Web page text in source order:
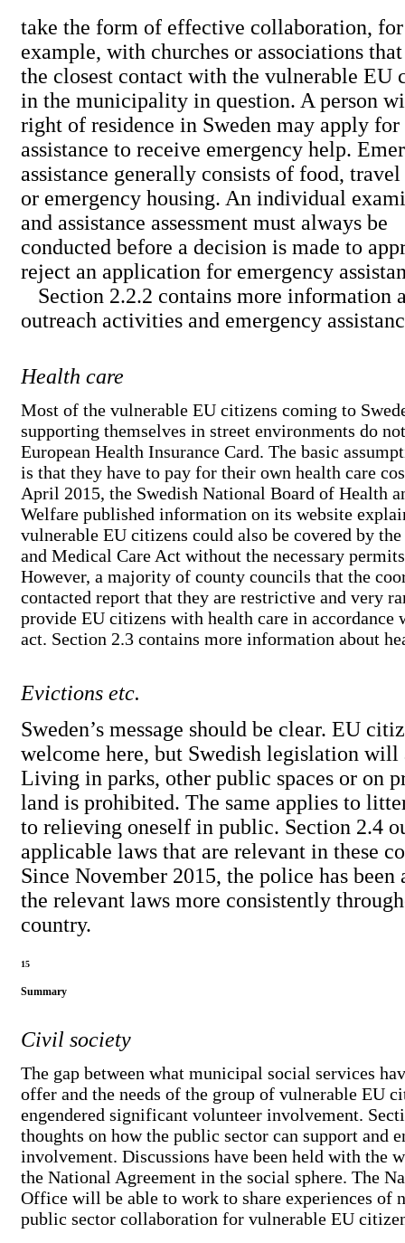
take the form of effective collaboration, for
example, with churches or associations
the closest contact with the vulnerable EU
in the municipality in question. A person
right of residence in Sweden may apply for
assistance to receive emergency help.
assistance generally consists of food,
or emergency housing. An individual
and assistance assessment must always be
conducted before a decision is made to
reject an application for emergency
Section 2.2.2 contains more information
outreach activities and emergency
Health care
Most of the vulnerable EU citizens coming to
supporting themselves in street environments do
European Health Insurance Card. The basic
is that they have to pay for their own health care
April 2015, the Swedish National Board of Health
Welfare published information on its website
vulnerable EU citizens could also be covered by
and Medical Care Act without the necessary
However, a majority of county councils that the
contacted report that they are restrictive and very
provide EU citizens with health care in accordance
act. Section 2.3 contains more information about
Evictions etc.
Sweden’s message should be clear. EU
welcome here, but Swedish legislation will
Living in parks, other public spaces or on
land is prohibited. The same applies to
to relieving oneself in public. Section 2.4
applicable laws that are relevant in these
Since November 2015, the police has been
the relevant laws more consistently
country.
15
Summary
Civil society
The gap between what municipal social services
offer and the needs of the group of vulnerable EU
engendered significant volunteer involvement.
thoughts on how the public sector can support and
involvement. Discussions have been held with the
the National Agreement in the social sphere. The
Office will be able to work to share experiences of
public sector collaboration for vulnerable EU